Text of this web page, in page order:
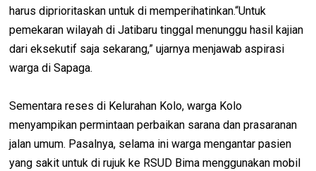
harus diprioritaskan untuk di memperihatinkan.“Untuk
pemekaran wilayah di Jatibaru tinggal menunggu hasil kajian
dari eksekutif saja sekarang,” ujarnya menjawab aspirasi
warga di Sapaga.
Sementara reses di Kelurahan Kolo, warga Kolo
menyampikan permintaan perbaikan sarana dan prasaranan
jalan umum. Pasalnya, selama ini warga mengantar pasien
yang sakit untuk di rujuk ke RSUD Bima menggunakan mobil